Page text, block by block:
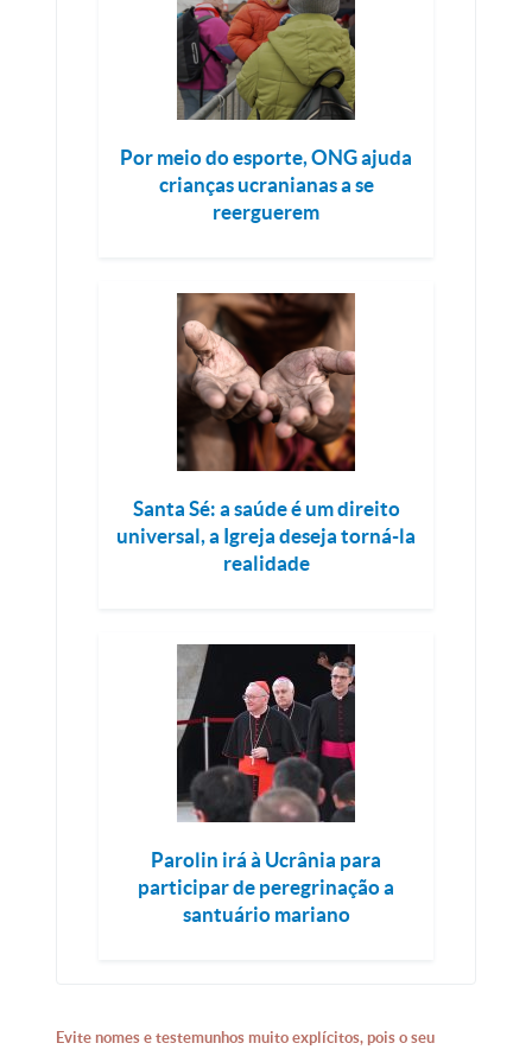
Por meio do esporte, ONG ajuda
crianças ucranianas a se
reerguerem
Santa Sé: a saúde é um direito
universal, a Igreja deseja torná-la
realidade
Parolin irá à Ucrânia para
participar de peregrinação a
santuário mariano
Evite nomes e testemunhos muito explícitos, pois o seu